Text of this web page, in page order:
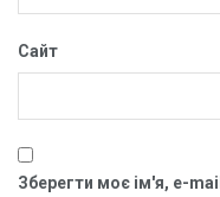
Сайт
Зберегти моє ім'я, e-